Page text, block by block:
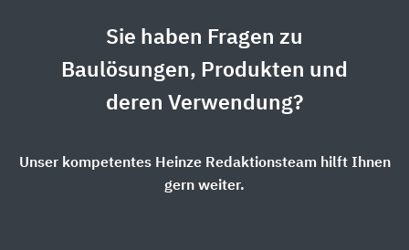
Sie haben Fragen zu
Baulösungen, Produkten und
deren Verwendung?
Unser kompetentes Heinze Redaktionsteam hilft Ihnen
gern weiter.